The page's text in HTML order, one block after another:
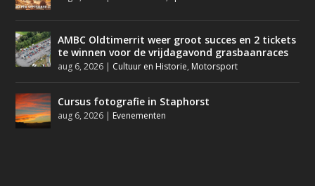
AMBC Oldtimerrit weer groot succes en 2 tickets
te winnen voor de vrijdagavond grasbaanraces
aug 6, 2026 | Cultuur en Historie, Motorsport
Cursus fotografie in Staphorst
aug 6, 2026 | Evenementen